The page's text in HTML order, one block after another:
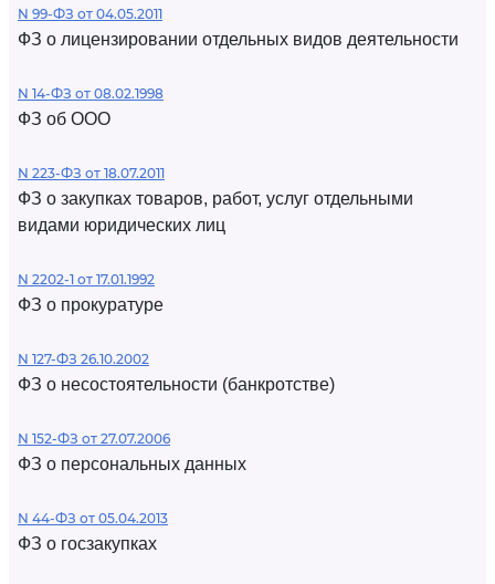
N 99-ФЗ от 04.05.2011
ФЗ о лицензировании отдельных видов деятельности
N 14-ФЗ от 08.02.1998
ФЗ об ООО
N 223-ФЗ от 18.07.2011
ФЗ о закупках товаров, работ, услуг отдельными
видами юридических лиц
N 2202-1 от 17.01.1992
ФЗ о прокуратуре
N 127-ФЗ 26.10.2002
ФЗ о несостоятельности (банкротстве)
N 152-ФЗ от 27.07.2006
ФЗ о персональных данных
N 44-ФЗ от 05.04.2013
ФЗ о госзакупках